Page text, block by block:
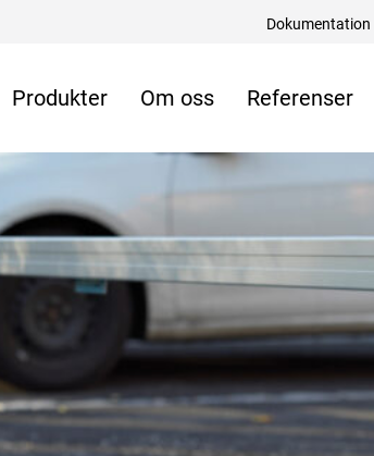
Dokumentation
Produkter Om oss Referenser